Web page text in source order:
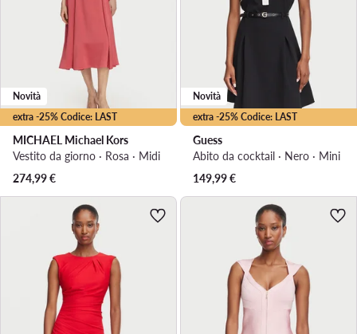
extra -25% Codice: LAST
Novità
MICHAEL Michael Kors
Vestito da giorno · Rosa · Midi
274,99€
extra -25% Codice: LAST
Novità
Guess
Abito da cocktail · Nero · Mini
149,99€